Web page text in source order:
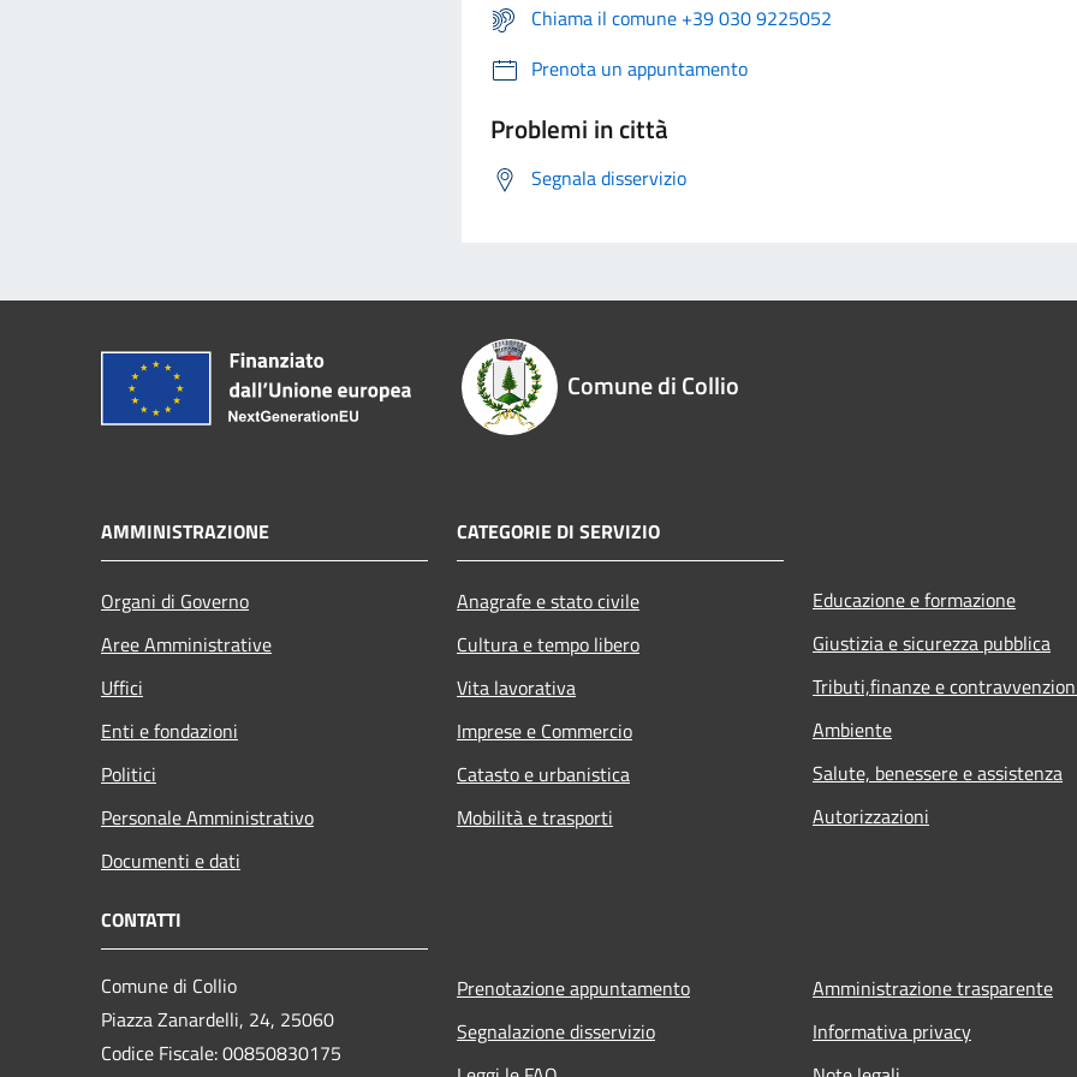
Chiama il comune +39 030 9225052
Prenota un appuntamento
Problemi in città
Segnala disservizio
Comune di Collio
AMMINISTRAZIONE
Organi di Governo
Aree Amministrative
Uffici
Enti e fondazioni
Politici
Personale Amministrativo
Documenti e dati
CATEGORIE DI SERVIZIO
Anagrafe e stato civile
Cultura e tempo libero
Vita lavorativa
Imprese e Commercio
Catasto e urbanistica
Mobilità e trasporti
Educazione e formazione
Giustizia e sicurezza pubblica
Tributi,finanze e
Ambiente
Salute, benessere e assistenza
Autorizzazioni
CONTATTI
Comune di Collio
Piazza Zanardelli, 24, 25060
Codice Fiscale: 00850830175
Prenotazione appuntamento
Segnalazione disservizio
Amministrazione trasparente
Informativa privacy